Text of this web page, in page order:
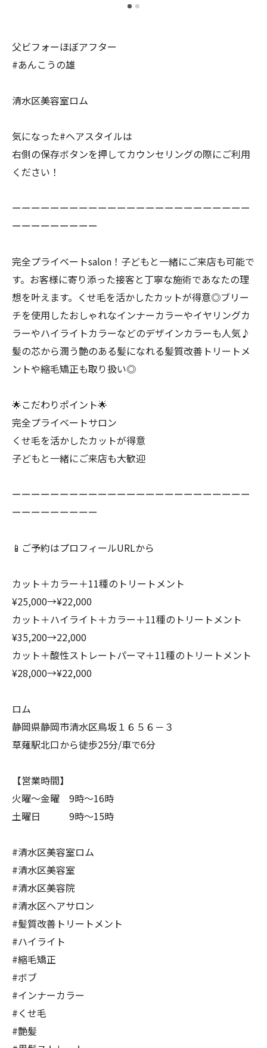
父ビフォーほぼアフター
#あんこうの雄
清水区美容室ロム
気になった#ヘアスタイルは
右側の保存ボタンを押してカウンセリングの際にご利用
ください！
ーーーーーーーーーーーーーーーーーーーーーーーーー
ーーーーーーーーー
完全プライベートsalon！子どもと一緒にご来店も可能で
す。お客様に寄り添った接客と丁寧な施術であなたの理
想を叶えます。くせ毛を活かしたカットが得意◎ブリー
チを使用したおしゃれなインナーカラーやイヤリングカ
ラーやハイライトカラーなどのデザインカラーも人気♪
髪の芯から潤う艶のある髪になれる髪質改善トリートメ
ントや縮毛矯正も取り扱い◎
🌟こだわりポイント🌟
完全プライベートサロン
くせ毛を活かしたカットが得意
子どもと一緒にご来店も大歓迎
ーーーーーーーーーーーーーーーーーーーーーーーーー
ーーーーーーーーー
📱ご予約はプロフィールURLから
カット＋カラー＋11種のトリートメント
¥25,000→¥22,000
カット＋ハイライト＋カラー＋11種のトリートメント
¥35,200→22,000
カット＋酸性ストレートパーマ＋11種のトリートメント
¥28,000→¥22,000
ロム
静岡県静岡市清水区鳥坂１６５６－３
草薙駅北口から徒歩25分/車で6分
【営業時間】
火曜～金曜 9時～16時
土曜日 9時〜15時
#清水区美容室ロム
#清水区美容室
#清水区美容院
#清水区ヘアサロン
#髪質改善トリートメント
#ハイライト
#縮毛矯正
#ボブ
#インナーカラー
#くせ毛
#艶髪